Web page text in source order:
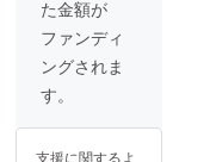
た金額が
ファンディ
ングされま
す。
支援に関するよ